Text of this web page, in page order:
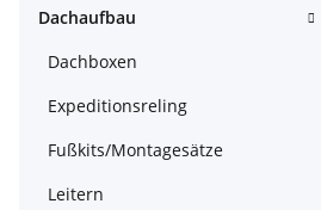
Dachaufbau
Dachboxen
Expeditionsreling
Fußkits/Montagesätze
Leitern